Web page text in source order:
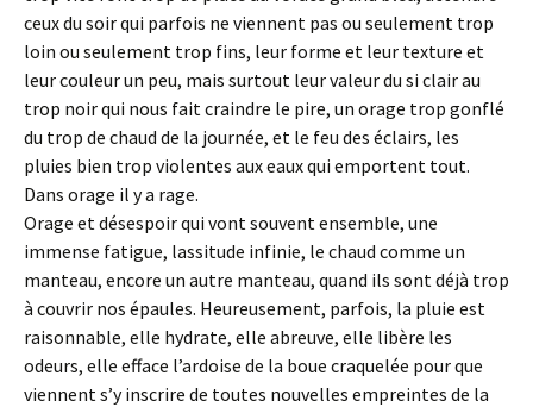
ceux du soir qui parfois ne viennent pas ou seulement trop
loin ou seulement trop fins, leur forme et leur texture et
leur couleur un peu, mais surtout leur valeur du si clair au
trop noir qui nous fait craindre le pire, un orage trop gonflé
du trop de chaud de la journée, et le feu des éclairs, les
pluies bien trop violentes aux eaux qui emportent tout.
Dans orage il y a rage.
Orage et désespoir qui vont souvent ensemble, une
immense fatigue, lassitude infinie, le chaud comme un
manteau, encore un autre manteau, quand ils sont déjà trop
à couvrir nos épaules. Heureusement, parfois, la pluie est
raisonnable, elle hydrate, elle abreuve, elle libère les
odeurs, elle efface l’ardoise de la boue craquelée pour que
viennent s’y inscrire de toutes nouvelles empreintes de la